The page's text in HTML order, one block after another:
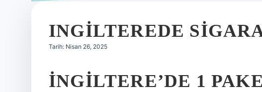
INGILTEREDE
Tarih: Nisan 26, 2025
İNGILTERE’DE 1